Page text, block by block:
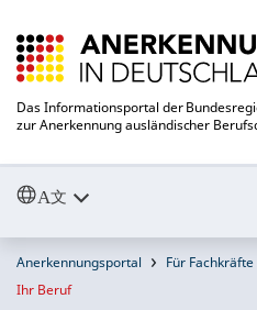
Das Informationsportal der
zur Anerkennung ausländischer
Anerkennungsportal Für Fachkräfte
Ihr Beruf